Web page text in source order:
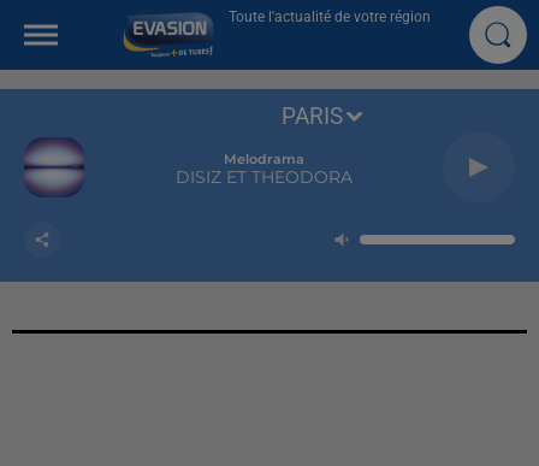
Toute l'actualité de votre région
Melodrama
DISIZ ET THEODORA
PARIS